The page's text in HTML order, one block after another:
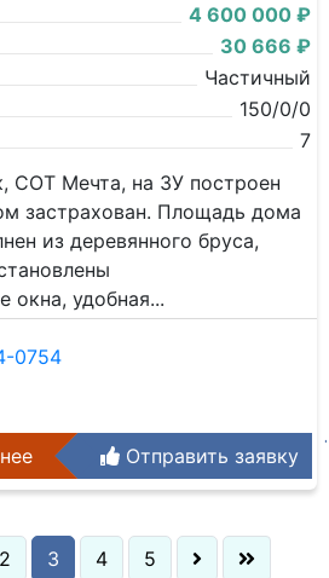
4 600 000 ₽
30 666 ₽
Частичный
150/0/0
7
СОТ Мечта, на ЗУ построен
застрахован. Площадь дома
из деревянного бруса,
окна, удобная...
0754
Отправить заявку
2 3 4 5